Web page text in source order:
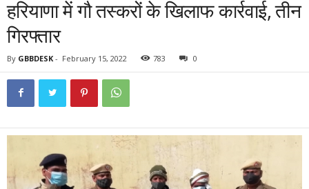
हरियाणा में गौ तस्करों के खिलाफ कार्रवाई, तीन
गिरफ्तार
By GBBDESK - February 15, 2022 783 0